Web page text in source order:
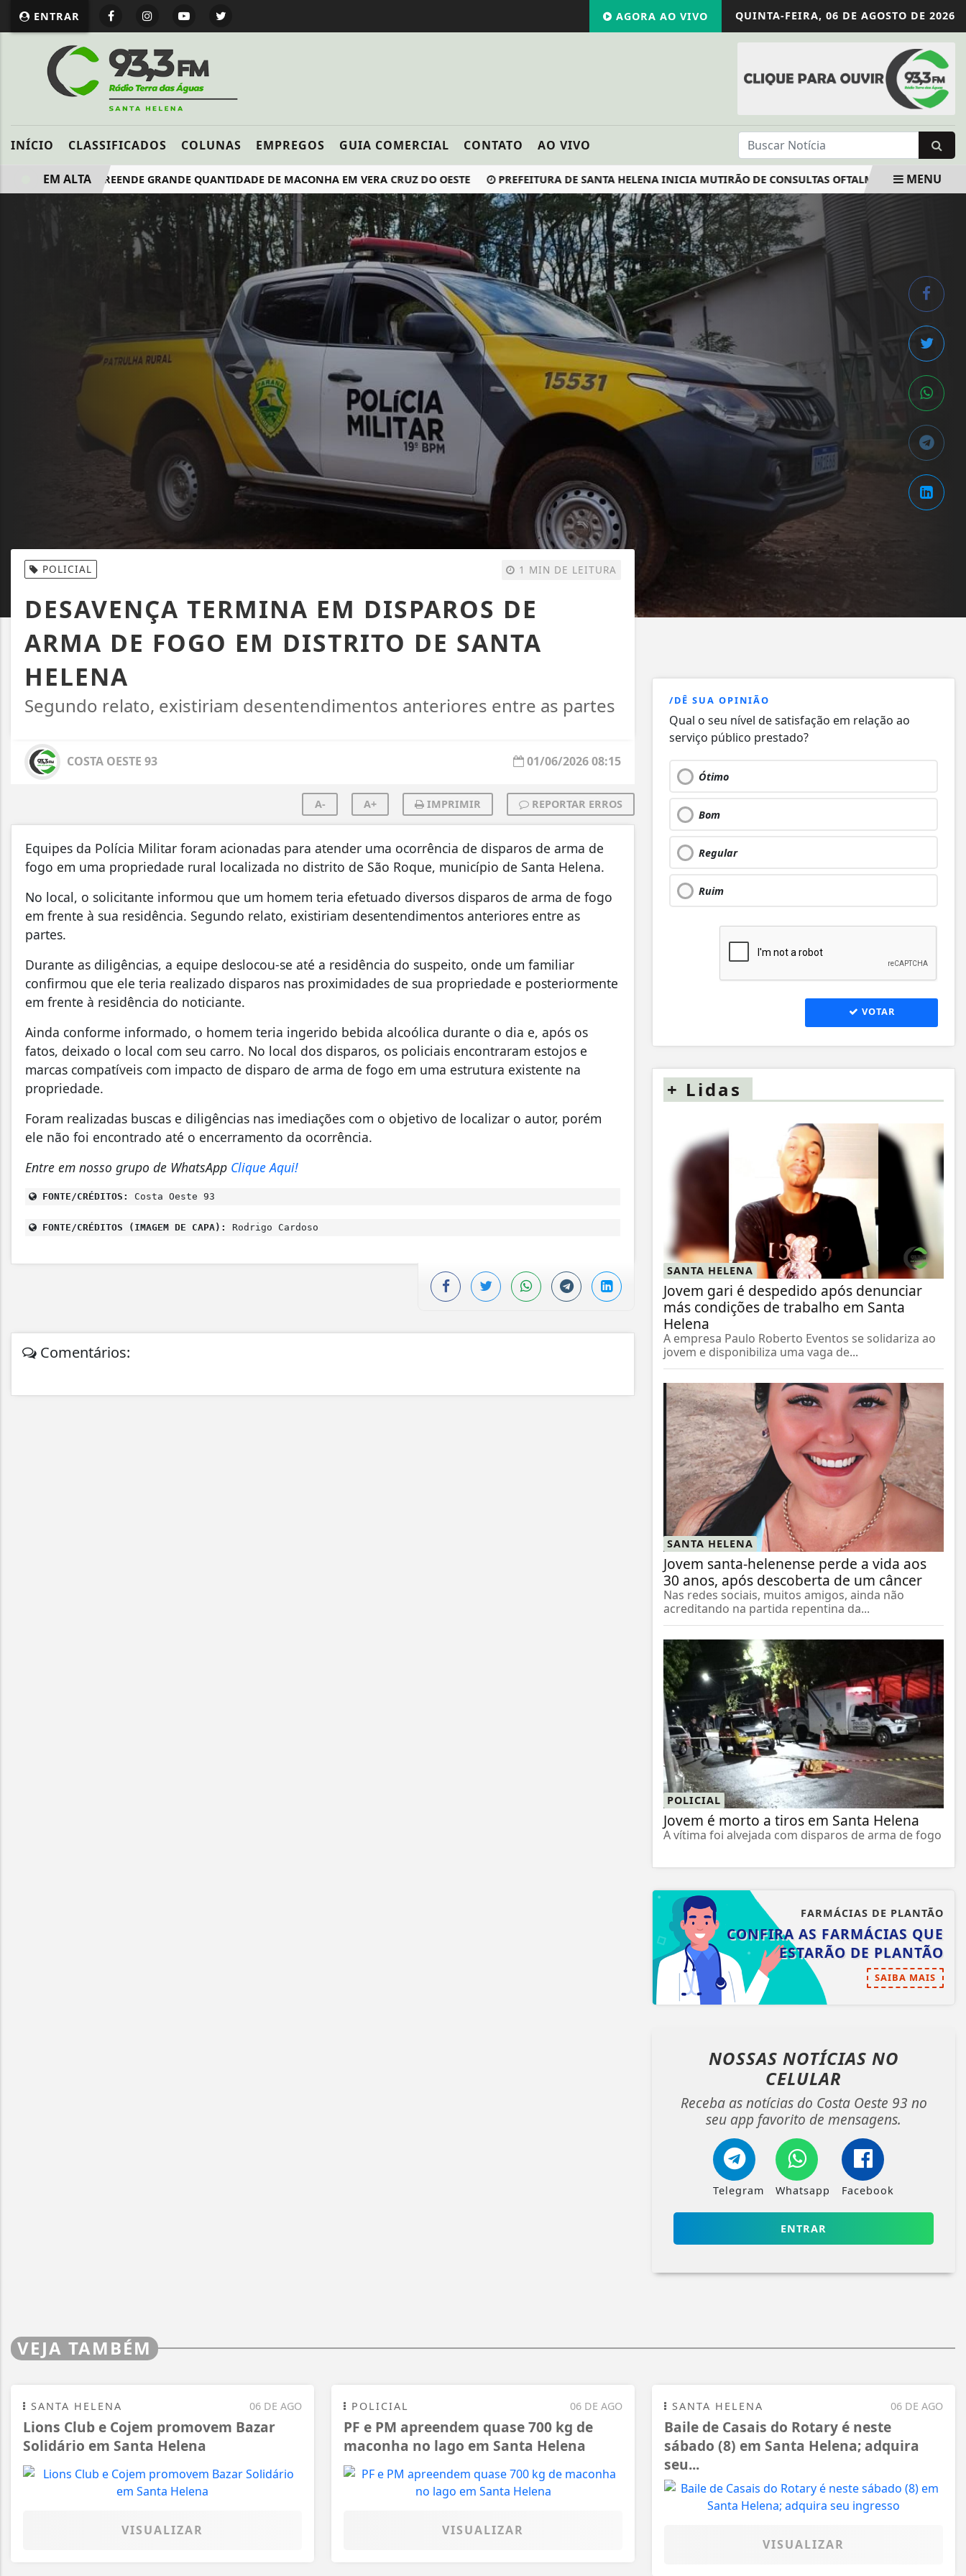
ENTRAR QUINTA-FEIRA, 06 DE AGOSTO DE 2026
AGORA AO VIVO
INÍCIO CLASSIFICADOS COLUNAS EMPREGOS GUIA COMERCIAL CONTATO AO VIVO
POLÍCIA APREENDE GRANDE QUANTIDADE DE MACONHA EM VERA CRUZ DO OESTE PREFEITURA DE SANTA HELENA INICIA MUTIRÃO DE CONSULTAS OFTALMOLÓGICAS
EM ALTA MENU
POLICIAL 1 MIN DE LEITURA
DESAVENÇA TERMINA EM DISPAROS DE
ARMA DE FOGO EM DISTRITO DE SANTA
HELENA
Segundo relato, existiriam desentendimentos anteriores entre as partes
COSTA OESTE 93 01/06/2026 08:15
A- A+ IMPRIMIR REPORTAR ERROS
Equipes da Polícia Militar foram acionadas para atender uma ocorrência de disparos de arma de
fogo em uma propriedade rural localizada no distrito de São Roque, município de Santa Helena.
No local, o solicitante informou que um homem teria efetuado diversos disparos de arma de fogo
em frente à sua residência. Segundo relato, existiriam desentendimentos anteriores entre as
partes.
Durante as diligências, a equipe deslocou-se até a residência do suspeito, onde um familiar
confirmou que ele teria realizado disparos nas proximidades de sua propriedade e posteriormente
em frente à residência do noticiante.
Ainda conforme informado, o homem teria ingerido bebida alcoólica durante o dia e, após os
fatos, deixado o local com seu carro. No local dos disparos, os policiais encontraram estojos e
marcas compatíveis com impacto de disparo de arma de fogo em uma estrutura existente na
propriedade.
Foram realizadas buscas e diligências nas imediações com o objetivo de localizar o autor, porém
ele não foi encontrado até o encerramento da ocorrência.
Entre em nosso grupo de WhatsApp Clique Aqui!
FONTE/CRÉDITOS: Costa Oeste 93
FONTE/CRÉDITOS (IMAGEM DE CAPA): Rodrigo Cardoso
Comentários:
/DÊ SUA OPINIÃO
Qual o seu nível de satisfação em relação ao
serviço público prestado?
Ótimo
Bom
Regular
Ruim
VOTAR
+ Lidas
SANTA HELENA
Jovem gari é despedido após denunciar
más condições de trabalho em Santa
Helena
A empresa Paulo Roberto Eventos se solidariza ao
jovem e disponibiliza uma vaga de...
SANTA HELENA
Jovem santa-helenense perde a vida aos
30 anos, após descoberta de um câncer
Nas redes sociais, muitos amigos, ainda não
acreditando na partida repentina da...
POLICIAL
Jovem é morto a tiros em Santa Helena
A vítima foi alvejada com disparos de arma de fogo
FARMÁCIAS DE PLANTÃO
CONFIRA AS FARMÁCIAS QUE
ESTARÃO DE PLANTÃO
SAIBA MAIS
NOSSAS NOTÍCIAS NO
CELULAR
Receba as notícias do Costa Oeste 93 no
seu app favorito de mensagens.
Telegram Whatsapp Facebook
ENTRAR
VEJA TAMBÉM
06 DE AGO
SANTA HELENA
Lions Club e Cojem promovem Bazar
Solidário em Santa Helena
VISUALIZAR
06 DE AGO
POLICIAL
PF e PM apreendem quase 700 kg de
maconha no lago em Santa Helena
VISUALIZAR
06 DE AGO
SANTA HELENA
Baile de Casais do Rotary é neste
sábado (8) em Santa Helena; adquira
seu...
VISUALIZAR